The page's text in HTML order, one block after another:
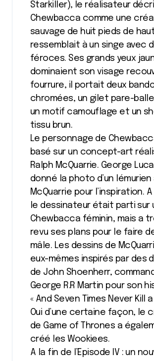
Starkiller), le réalisateur
Chewbacca comme une
sauvage de huit pieds de
ressemblait à un singe avec
féroces. Ses grands yeux
dominaient son visage
fourrure, il portait deux
chromées, un gilet pare-
un motif camouflage et un
tissu brun.
Le personnage de
basé sur un concept-art
Ralph McQuarrie. George
donné la photo d’un lémurien
McQuarrie pour l’inspiration. A
le dessinateur était parti sur
Chewbacca féminin, mais a
revu ses plans pour le faire
mâle. Les dessins de
eux-mêmes inspirés par des
de John Shoenherr,
George R.R Martin pour son
« And Seven Times Never Kill a
Oui d’une certaine façon, le
de Game of Thrones a
créé les Wookiees.
A la fin de l’Episode IV : un